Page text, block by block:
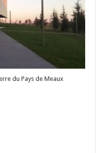
du Pays de Meaux